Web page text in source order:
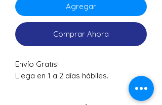
Agregar
Comprar Ahora
Envío Gratis!
Llega en 1 a 2 días hábiles.